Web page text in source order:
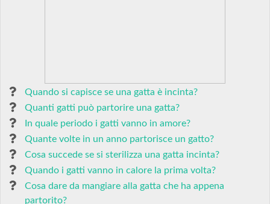
Quando si capisce se una gatta è incinta?
Quanti gatti può partorire una gatta?
In quale periodo i gatti vanno in amore?
Quante volte in un anno partorisce un gatto?
Cosa succede se si sterilizza una gatta incinta?
Quando i gatti vanno in calore la prima volta?
Cosa dare da mangiare alla gatta che ha appena
partorito?